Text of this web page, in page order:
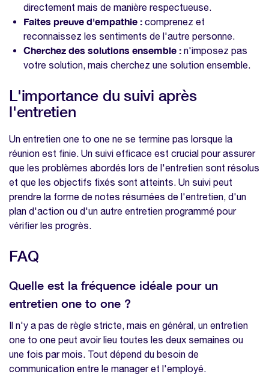
directement mais de manière respectueuse.
Faites preuve d'empathie : comprenez et
reconnaissez les sentiments de l'autre personne.
Cherchez des solutions ensemble : n'imposez pas
votre solution, mais cherchez une solution ensemble.
L'importance du suivi après
l'entretien
Un entretien one to one ne se termine pas lorsque la
réunion est finie. Un suivi efficace est crucial pour assurer
que les problèmes abordés lors de l'entretien sont résolus
et que les objectifs fixés sont atteints. Un suivi peut
prendre la forme de notes résumées de l'entretien, d'un
plan d'action ou d'un autre entretien programmé pour
vérifier les progrès.
FAQ
Quelle est la fréquence idéale pour un
entretien one to one ?
Il n'y a pas de règle stricte, mais en général, un entretien
one to one peut avoir lieu toutes les deux semaines ou
une fois par mois. Tout dépend du besoin de
communication entre le manager et l'employé.